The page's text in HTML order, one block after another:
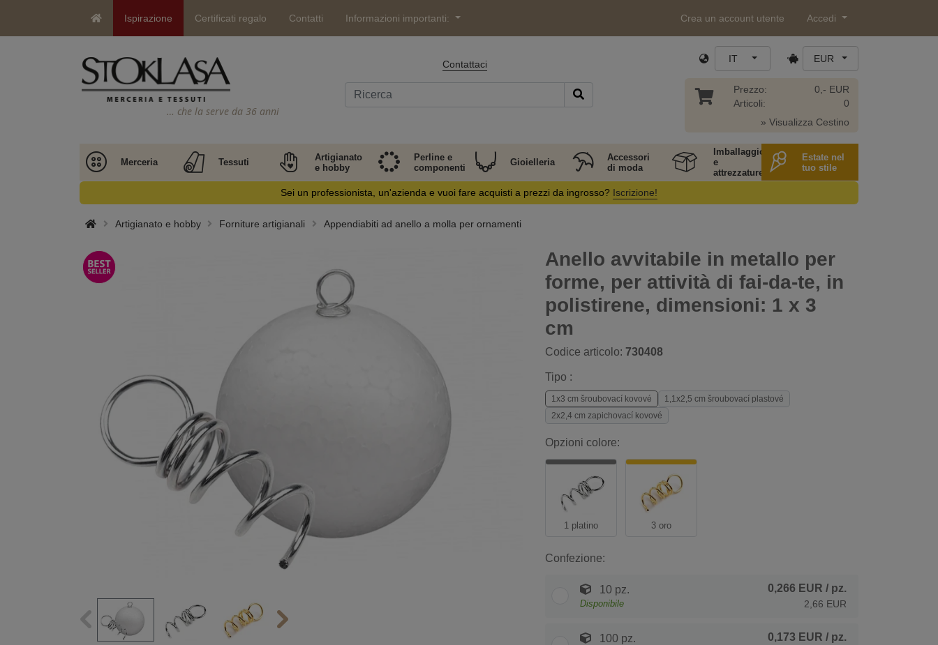
Ispirazione Certificati regalo Contatti Informazioni importanti: Crea un account utente Accedi
… che la serve da 36 anni
Contattaci IT EUR
Prezzo:
Articoli:
0,- EUR
0
» Visualizza Cestino
Merceria Tessuti
Artigianato
e hobby
Perline e
componenti
Gioielleria
Accessori
di moda
Imballaggio
e
attrezzature
Estate nel
tuo stile
Sei un professionista, un'azienda e vuoi fare acquisti a prezzi da ingrosso? Iscrizione!
Artigianato e hobby Forniture artigianali Appendiabiti ad anello a molla per ornamenti
Anello avvitabile in metallo per
forme, per attività di fai-da-te, in
polistirene, dimensioni: 1 x 3
cm
Codice articolo: 730408
Tipo :
1x3 cm šroubovací kovové
1,1x2,5 cm šroubovací plastové
2x2,4 cm zapichovací kovové
Opzioni colore:
1 platino 3 oro
Confezione:
10 pz.
Disponibile
0,266 EUR / pz.
2,66 EUR
100 pz. 0,173 EUR / pz.